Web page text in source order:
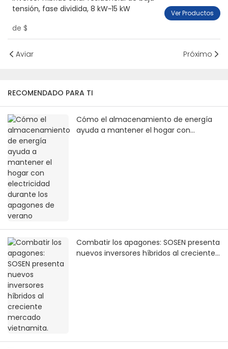
tensión, fase dividida, 8 kW~15 kW
de $
Ver Productos
Aviar Próximo
RECOMENDADO PARA TI
Cómo el almacenamiento de energía
ayuda a mantener el hogar con
Combatir los apagones: SOSEN presenta
nuevos inversores híbridos al creciente